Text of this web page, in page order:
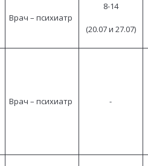
Врач – психиатр
8-14
(20.07 и 27.07)
Врач – психиатр -